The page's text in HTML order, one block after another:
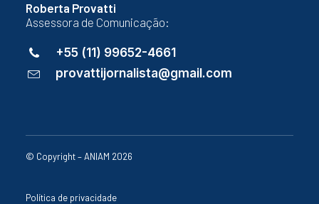
Roberta Provatti
Assessora de Comunicação:
+55 (11) 99652-4661
provattijornalista@gmail.com
© Copyright – ANIAM 2026
Política de privacidade